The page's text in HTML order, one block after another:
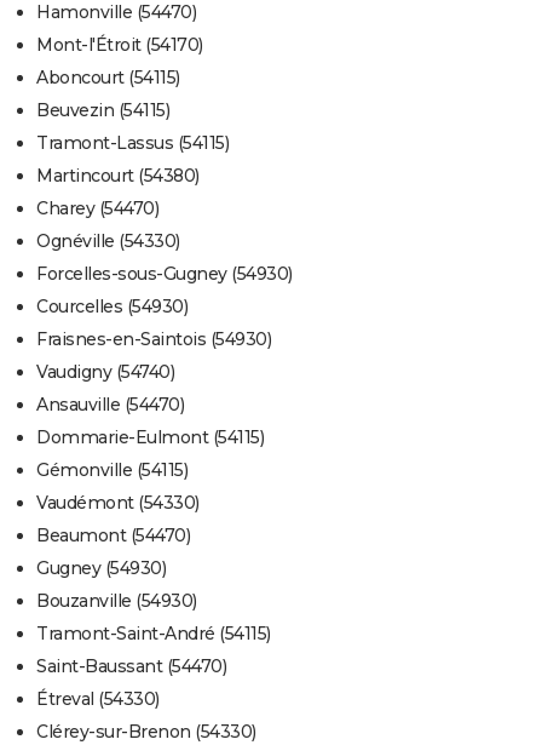
Hamonville (54470)
Mont-l'Étroit (54170)
Aboncourt (54115)
Beuvezin (54115)
Tramont-Lassus (54115)
Martincourt (54380)
Charey (54470)
Ognéville (54330)
Forcelles-sous-Gugney (54930)
Courcelles (54930)
Fraisnes-en-Saintois (54930)
Vaudigny (54740)
Ansauville (54470)
Dommarie-Eulmont (54115)
Gémonville (54115)
Vaudémont (54330)
Beaumont (54470)
Gugney (54930)
Bouzanville (54930)
Tramont-Saint-André (54115)
Saint-Baussant (54470)
Étreval (54330)
Clérey-sur-Brenon (54330)